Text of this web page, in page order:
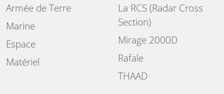
Armée de Terre
Marine
Espace
Matériel
La RCS (Radar Cross
Section)
Mirage 2000D
Rafale
THAAD